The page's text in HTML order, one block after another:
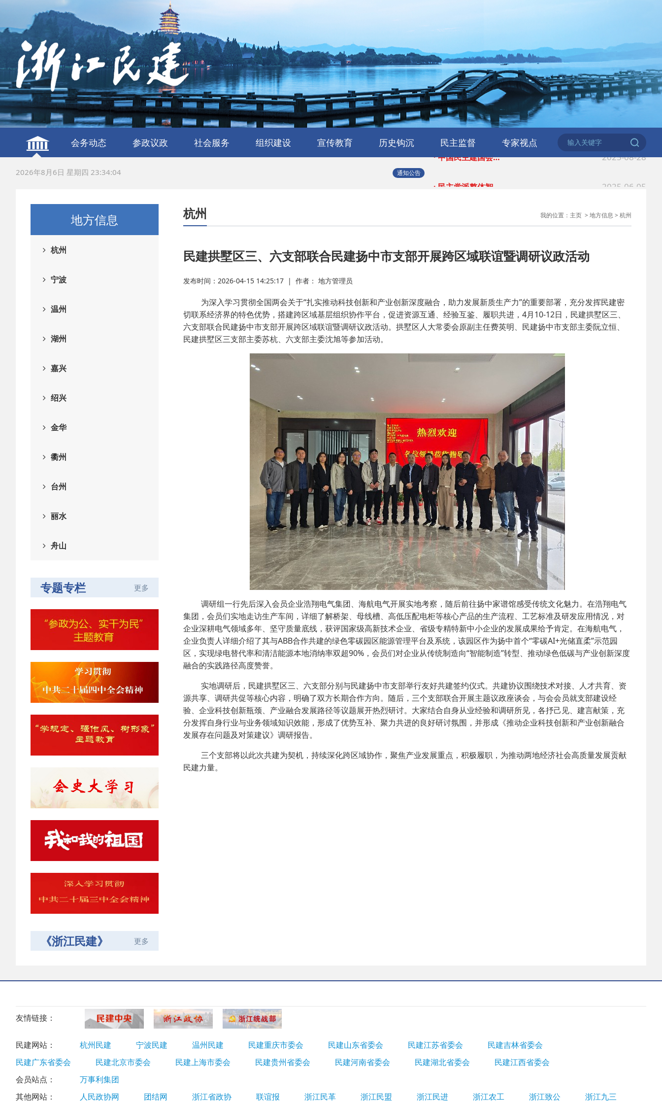
会务动态 参政议政 社会服务 组织建设 宣传教育 历史钩沉
浙江民建简史
人物传略
史海撷珠
浙江民建大事记
历史图库
民主监督 专家视点
2026年8月6日 星期四 23:34:05 通知公告
· 民建北仑六支部… 2026-06-18
· 中国民主建国会… 2026-02-25
· 中国民主建国会… 2025-08-28
· 中国民主建国会…
· 民建北仑六支部… 2026-06-18
· 民主党派整体智…
· 民建省委会民主…
· 中国民主建国会…
· 中国民主建国会…
· 中国民主建国会…
地方信息
杭州
宁波
温州
湖州
嘉兴
绍兴
金华
衢州
台州
丽水
舟山
专题专栏 更多
《浙江民建》 更多
杭州 我的位置： 主页 > 地方信息 > 杭州
民建拱墅区三、六支部联合民建扬中市支部开展跨区域联谊暨调研议政活动
发布时间：2026-04-15 14:25:17 | 作者： 地方管理员
为深入学习贯彻全国两会关于“扎实推动科技创新和产业创新深度融合，助力发展新质生产力”的重要部署，充分发挥民建密
切联系经济界的特色优势，搭建跨区域基层组织协作平台，促进资源互通、经验互鉴、履职共进，4月10-12日，民建拱墅区三、
六支部联合民建扬中市支部开展跨区域联谊暨调研议政活动。拱墅区人大常委会原副主任费英明、民建扬中市支部主委阮立恒、
民建拱墅区三支部主委苏杭、六支部主委沈旭等参加活动。
调研组一行先后深入会员企业浩翔电气集团、海航电气开展实地考察，随后前往扬中家谱馆感受传统文化魅力。在浩翔电气
集团，会员们实地走访生产车间，详细了解桥架、母线槽、高低压配电柜等核心产品的生产流程、工艺标准及研发应用情况，对
企业深耕电气领域多年、坚守质量底线，获评国家级高新技术企业、省级专精特新中小企业的发展成果给予肯定。在海航电气，
企业负责人详细介绍了其与ABB合作共建的绿色零碳园区能源管理平台及系统，该园区作为扬中首个“零碳AI+光储直柔”示范园
区，实现绿电替代率和清洁能源本地消纳率双超90%，会员们对企业从传统制造向“智能制造”转型、推动绿色低碳与产业创新深度
融合的实践路径高度赞誉。
实地调研后，民建拱墅区三、六支部分别与民建扬中市支部举行友好共建签约仪式。共建协议围绕技术对接、人才共育、资
源共享、调研共促等核心内容，明确了双方长期合作方向。随后，三个支部联合开展主题议政座谈会，与会会员就支部建设经
验、企业科技创新瓶颈、产业融合发展路径等议题展开热烈研讨。大家结合自身从业经验和调研所见，各抒己见、建言献策，充
分发挥自身行业与业务领域知识效能，形成了优势互补、聚力共进的良好研讨氛围，并形成《推动企业科技创新和产业创新融合
发展存在问题及对策建议》调研报告。
三个支部将以此次共建为契机，持续深化跨区域协作，聚焦产业发展重点，积极履职，为推动两地经济社会高质量发展贡献
民建力量。
友情链接：
民建网站： 杭州民建 宁波民建 温州民建 民建重庆市委会 民建山东省委会 民建江苏省委会
民建吉林省委会
民建广东省委会
民建北京市委会 民建上海市委会 民建贵州省委会 民建河南省委会 民建湖北省委会
民建江西省委会
会员站点：
万事利集团
其他网站：
人民政协网 团结网 浙江省政协 联谊报 浙江民革 浙江民盟 浙江民进 浙江农工 浙江致公 浙江九三